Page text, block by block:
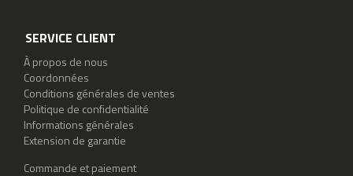
SERVICE CLIENT
À propos de nous
Coordonnées
Conditions générales de ventes
Politique de confidentialité
Informations générales
Extension de garantie
Commande et paiement